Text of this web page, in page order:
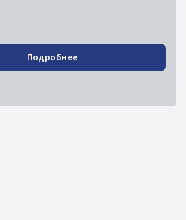
Подробнее